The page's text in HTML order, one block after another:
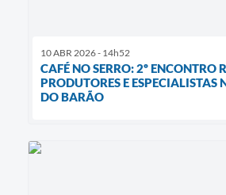
10 ABR 2026 - 14h52
CAFÉ NO SERRO: 2º ENCONTRO
PRODUTORES E ESPECIALISTAS
DO BARÃO